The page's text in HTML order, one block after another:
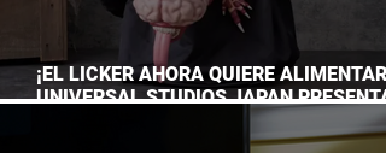
¡EL LICKER AHORA QUIERE
UNIVERSAL STUDIOS JAPAN PRESENTA
SU TERRORÍFICA COLECCIÓN DE